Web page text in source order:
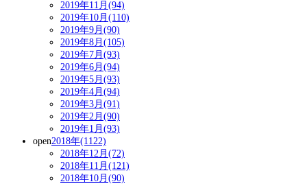
2019年11月(94)
2019年10月(110)
2019年9月(90)
2019年8月(105)
2019年7月(93)
2019年6月(94)
2019年5月(93)
2019年4月(94)
2019年3月(91)
2019年2月(90)
2019年1月(93)
open2018年(1122)
2018年12月(72)
2018年11月(121)
2018年10月(90)